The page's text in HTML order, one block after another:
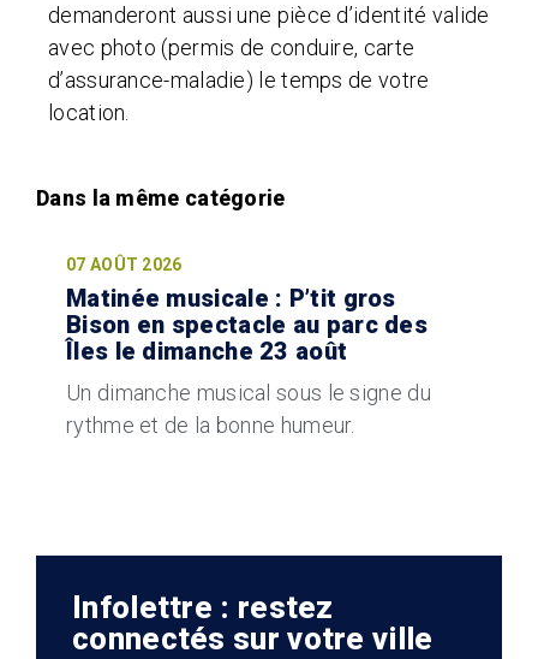
demanderont aussi une pièce d’identité valide
avec photo (permis de conduire, carte
d’assurance-maladie) le temps de votre
location.
07 AOÛT 2026
Matinée musicale : P’tit gros
Bison en spectacle au parc des
Îles le dimanche 23 août
Un dimanche musical sous le signe du
rythme et de la bonne humeur.
Infolettre : restez
connectés sur votre ville